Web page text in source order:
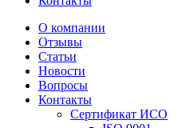
О компании
Отзывы
Статьи
Новости
Вопросы
Контакты
Сертификат ИСО